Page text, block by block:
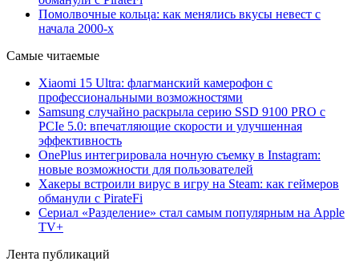
Помолвочные кольца: как менялись вкусы невест с
начала 2000-х
Самые читаемые
Xiaomi 15 Ultra: флагманский камерофон с
профессиональными возможностями
Samsung случайно раскрыла серию SSD 9100 PRO с
PCIe 5.0: впечатляющие скорости и улучшенная
эффективность
OnePlus интегрировала ночную съемку в Instagram:
новые возможности для пользователей
Хакеры встроили вирус в игру на Steam: как геймеров
обманули с PirateFi
Сериал «Разделение» стал самым популярным на Apple
TV+
Лента публикаций